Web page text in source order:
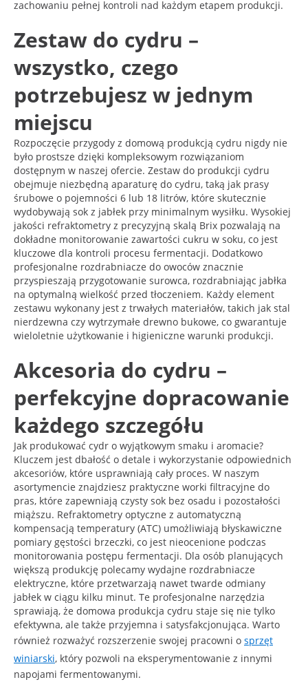
zachowaniu pełnej kontroli nad każdym etapem produkcji.
Zestaw do cydru –
wszystko, czego
potrzebujesz w jednym
miejscu
Rozpoczęcie przygody z domową produkcją cydru nigdy nie
było prostsze dzięki kompleksowym rozwiązaniom
dostępnym w naszej ofercie. Zestaw do produkcji cydru
obejmuje niezbędną aparaturę do cydru, taką jak prasy
śrubowe o pojemności 6 lub 18 litrów, które skutecznie
wydobywają sok z jabłek przy minimalnym wysiłku. Wysokiej
jakości refraktometry z precyzyjną skalą Brix pozwalają na
dokładne monitorowanie zawartości cukru w soku, co jest
kluczowe dla kontroli procesu fermentacji. Dodatkowo
profesjonalne rozdrabniacze do owoców znacznie
przyspieszają przygotowanie surowca, rozdrabniając jabłka
na optymalną wielkość przed tłoczeniem. Każdy element
zestawu wykonany jest z trwałych materiałów, takich jak stal
nierdzewna czy wytrzymałe drewno bukowe, co gwarantuje
wieloletnie użytkowanie i higieniczne warunki produkcji.
Akcesoria do cydru –
perfekcyjne dopracowanie
każdego szczegółu
Jak produkować cydr o wyjątkowym smaku i aromacie?
Kluczem jest dbałość o detale i wykorzystanie odpowiednich
akcesoriów, które usprawniają cały proces. W naszym
asortymencie znajdziesz praktyczne worki filtracyjne do
pras, które zapewniają czysty sok bez osadu i pozostałości
miąższu. Refraktometry optyczne z automatyczną
kompensacją temperatury (ATC) umożliwiają błyskawiczne
pomiary gęstości brzeczki, co jest nieocenione podczas
monitorowania postępu fermentacji. Dla osób planujących
większą produkcję polecamy wydajne rozdrabniacze
elektryczne, które przetwarzają nawet twarde odmiany
jabłek w ciągu kilku minut. Te profesjonalne narzędzia
sprawiają, że domowa produkcja cydru staje się nie tylko
efektywna, ale także przyjemna i satysfakcjonująca. Warto
również rozważyć rozszerzenie swojej pracowni o sprzęt
winiarski, który pozwoli na eksperymentowanie z innymi
napojami fermentowanymi.